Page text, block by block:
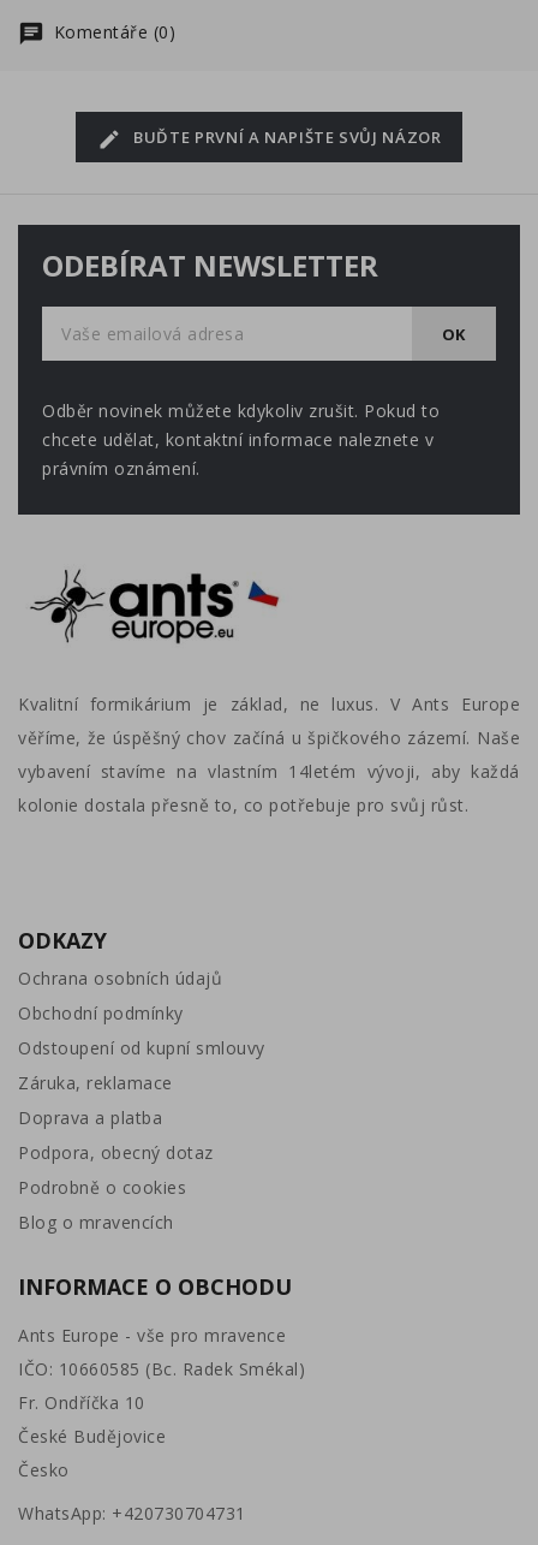
Komentáře (0)
BUĎTE PRVNÍ A NAPIŠTE SVŮJ NÁZOR
ODEBÍRAT NEWSLETTER
Odběr novinek můžete kdykoliv zrušit. Pokud to
chcete udělat, kontaktní informace naleznete v
právním oznámení.
Kvalitní formikárium je základ, ne luxus. V Ants Europe
věříme, že úspěšný chov začíná u špičkového zázemí. Naše
vybavení stavíme na vlastním 14letém vývoji, aby každá
kolonie dostala přesně to, co potřebuje pro svůj růst.
ODKAZY
Ochrana osobních údajů
Obchodní podmínky
Odstoupení od kupní smlouvy
Záruka, reklamace
Doprava a platba
Podpora, obecný dotaz
Podrobně o cookies
Blog o mravencích
INFORMACE O OBCHODU
Ants Europe - vše pro mravence
IČO: 10660585 (Bc. Radek Smékal)
Fr. Ondříčka 10
České Budějovice
Česko
WhatsApp: +420730704731